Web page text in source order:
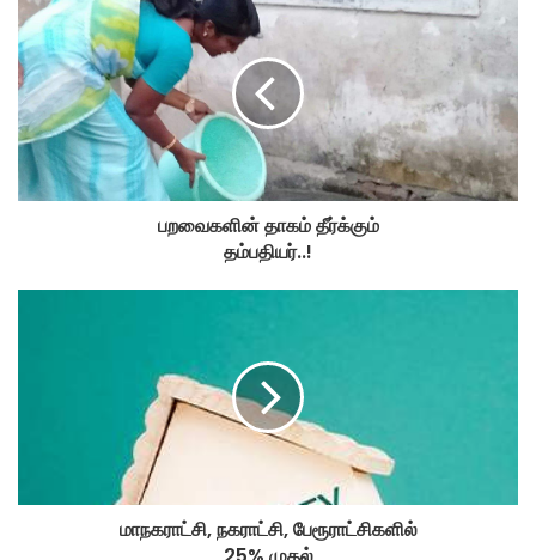
பறவைகளின் தாகம் தீர்க்கும்
தம்பதியர்..!
மாநகராட்சி, நகராட்சி, பேரூராட்சிகளில்‌